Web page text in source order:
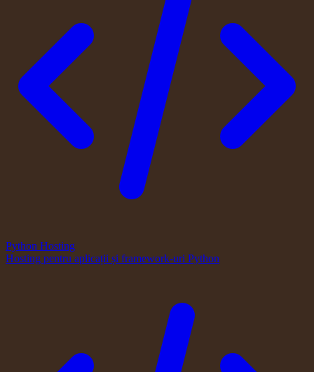
Python Hosting
Hosting pentru aplicații și framework-uri Python